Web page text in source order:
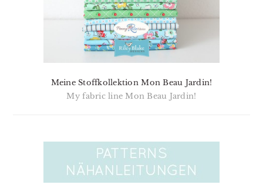
Meine Stoffkollektion Mon Beau Jardin!
My fabric line Mon Beau Jardin!